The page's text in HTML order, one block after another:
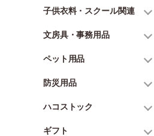
子供衣料・スクール関連
文房具・事務用品
ペット用品
防災用品
ハコストック
ギフト